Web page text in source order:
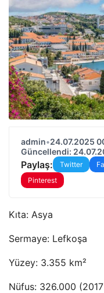
admin•24.07.2025
Güncellendi:
Paylaş: Twitter
Pinterest
Kıta: Asya
Sermaye: Lefkoşa
Yüzey: 3.355 km²
Nüfus: 326.000